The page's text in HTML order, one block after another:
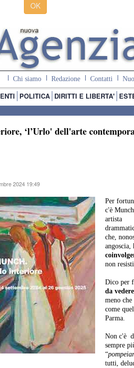
OK
Chi siamo Redazione Contatti
POLITICA DIRITTI E LIBERTA'
‘l’Urlo' dell'arte
2024 19:49
Per
c'è
artista
che,
angoscia,
non
Dico per
da vedere
meno
come
Parma.
Non c'è
sempre
“
tutti,